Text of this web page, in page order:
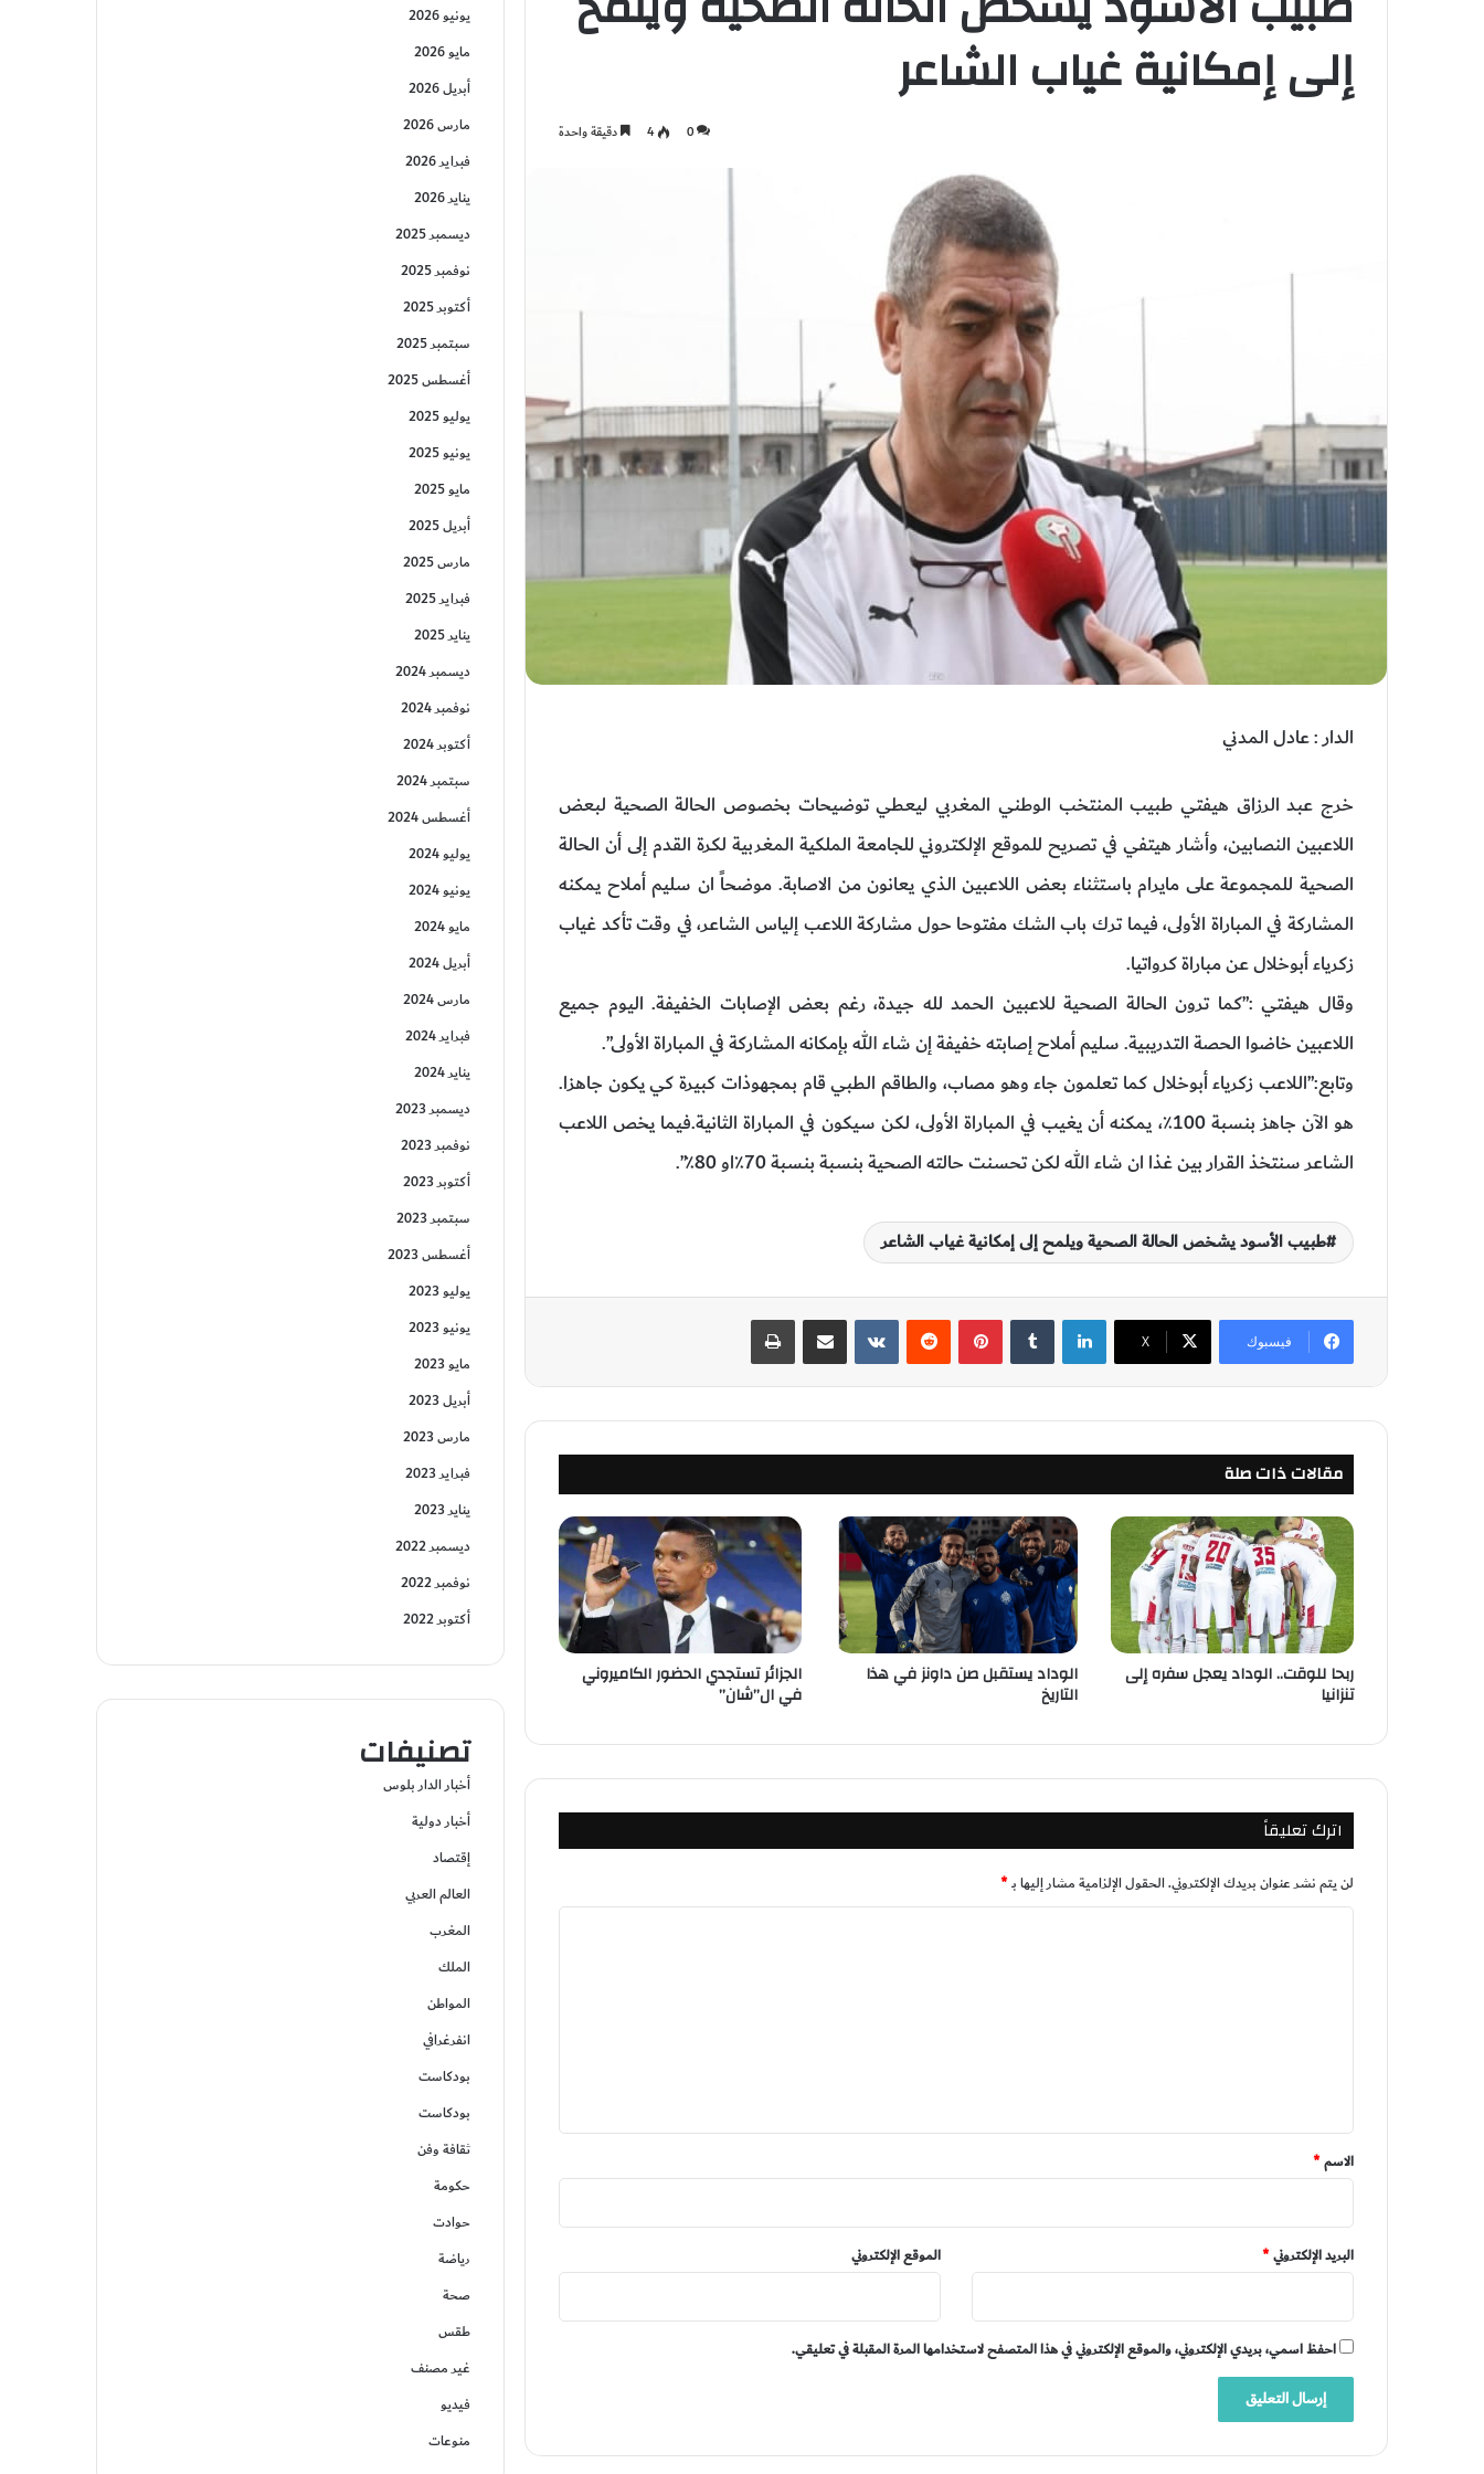
إلى إمكانية غياب الشاعر
0
4 دقيقة واحدة
الدار : عادل المدني
خرج عبد الرزاق هيفتي طبيب المنتخب الوطني المغربي ليعطي توضيحات بخصوص الحالة الصحية لبعض
اللاعبين النصابين، وأشار هيتفي في تصريح للموقع الإلكتروني للجامعة الملكية المغربية لكرة القدم إلى أن الحالة
الصحية للمجموعة على مايرام باستثناء بعض اللاعبين الذي يعانون من الاصابة. موضحاً ان سليم أملاح يمكنه
المشاركة في المباراة الأولى، فيما ترك باب الشك مفتوحا حول مشاركة اللاعب إلياس الشاعر، في وقت تأكد غياب
زكرياء أبوخلال عن مباراة كرواتيا.
وقال هيفتي :”كما ترون الحالة الصحية للاعبين الحمد لله جيدة، رغم بعض الإصابات الخفيفة. اليوم جميع
اللاعبين خاضوا الحصة التدريبية. سليم أملاح إصابته خفيفة إن شاء الله بإمكانه المشاركة في المباراة الأولى”.
وتابع:”اللاعب زكرياء أبوخلال كما تعلمون جاء وهو مصاب، والطاقم الطبي قام بمجهوذات كبيرة كي يكون جاهزا.
هو الآن جاهز بنسبة 100٪، يمكنه أن يغيب في المباراة الأولى، لكن سيكون في المباراة الثانية.فيما يخص اللاعب
الشاعر سنتخذ القرار بين غذا ان شاء الله لكن تحسنت حالته الصحية بنسبة بنسبة 70٪او 80٪”.
طبيب الأسود يشخص الحالة الصحية ويلمح إلى إمكانية غياب الشاعر
فيسبوك ‫X
لينكدإن بينتيريست
مقالات ذات صلة
ربحا للوقت.. الوداد يعجل سفره إلى
تنزانيا
الوداد يستقبل صن داونز في هذا
التاريخ
الجزائر تستجدي الحضور الكاميروني
في ال”شان”
اترك تعليقاً
لن يتم نشر عنوان بريدك الإلكتروني.الحقول الإلزامية مشار إليها بـ*
*
الاسم*
البريد الإلكتروني* الموقع الإلكتروني
احفظ اسمي، بريدي الإلكتروني، والموقع الإلكتروني في هذا المتصفح لاستخدامها المرة المقبلة في تعليقي.
يونيو 2026
مايو 2026
أبريل 2026
مارس 2026
فبراير 2026
يناير 2026
ديسمبر 2025
نوفمبر 2025
أكتوبر 2025
سبتمبر 2025
أغسطس 2025
يوليو 2025
يونيو 2025
مايو 2025
أبريل 2025
مارس 2025
فبراير 2025
يناير 2025
ديسمبر 2024
نوفمبر 2024
أكتوبر 2024
سبتمبر 2024
أغسطس 2024
يوليو 2024
يونيو 2024
مايو 2024
أبريل 2024
مارس 2024
فبراير 2024
يناير 2024
ديسمبر 2023
نوفمبر 2023
أكتوبر 2023
سبتمبر 2023
أغسطس 2023
يوليو 2023
يونيو 2023
مايو 2023
أبريل 2023
مارس 2023
فبراير 2023
يناير 2023
ديسمبر 2022
نوفمبر 2022
أكتوبر 2022
تصنيفات
أخبار الدار بلوس
أخبار دولية
إقتصاد
العالم العربي
المغرب
الملك
المواطن
انفرغرافي
بودكاست
بودكاست
ثقافة وفن
حكومة
حوادت
رياضة
صحة
طقس
غير مصنف
فيديو
منوعات